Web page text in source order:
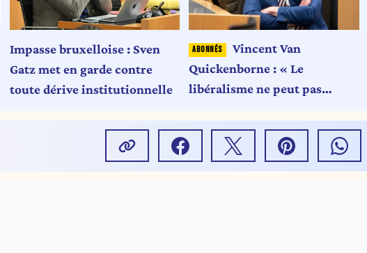
Impasse bruxelloise : Sven
Gatz met en garde contre
toute dérive institutionnelle
Vincent Van
Quickenborne : « Le
libéralisme ne peut pas
communautarisme de droite
»